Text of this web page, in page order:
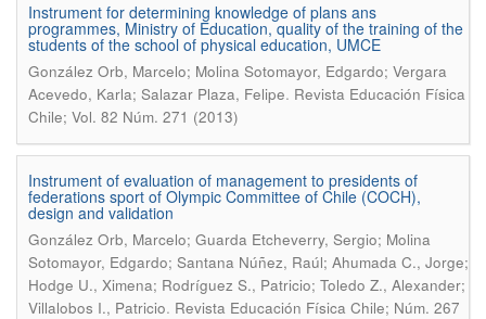
Instrument for determining knowledge of plans ans
programmes, Ministry of Education, quality of the training of the
students of the school of physical education, UMCE
González Orb, Marcelo; Molina Sotomayor, Edgardo; Vergara
Acevedo, Karla; Salazar Plaza, Felipe. Revista Educación Física
Chile; Vol. 82 Núm. 271 (2013)
Instrument of evaluation of management to presidents of
federations sport of Olympic Committee of Chile (COCH),
design and validation
González Orb, Marcelo; Guarda Etcheverry, Sergio; Molina
Sotomayor, Edgardo; Santana Núñez, Raúl; Ahumada C., Jorge;
Hodge U., Ximena; Rodríguez S., Patricio; Toledo Z., Alexander;
Villalobos I., Patricio. Revista Educación Física Chile; Núm. 267